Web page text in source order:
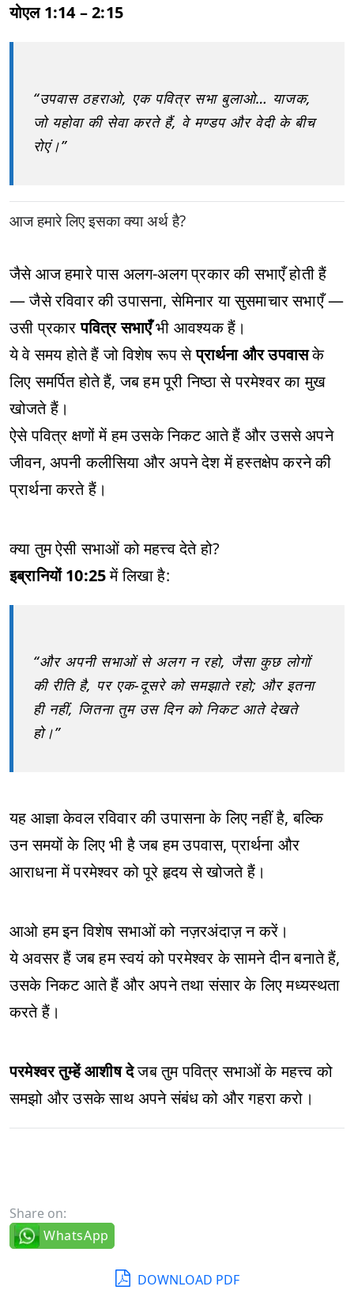
योएल 1:14 – 2:15
“उपवास ठहराओ, एक पवित्र सभा बुलाओ… याजक,
जो यहोवा की सेवा करते हैं, वे मण्डप और वेदी के बीच
रोएं।”
आज हमारे लिए इसका क्या अर्थ है?
जैसे आज हमारे पास अलग-अलग प्रकार की सभाएँ होती हैं
— जैसे रविवार की उपासना, सेमिनार या सुसमाचार सभाएँ —
उसी प्रकारपवित्र सभाएँभी आवश्यक हैं।
ये वे समय होते हैं जो विशेष रूप सेप्रार्थना और उपवासके
लिए समर्पित होते हैं, जब हम पूरी निष्ठा से परमेश्वर का मुख
खोजते हैं।
ऐसे पवित्र क्षणों में हम उसके निकट आते हैं और उससे अपने
जीवन, अपनी कलीसिया और अपने देश में हस्तक्षेप करने की
प्रार्थना करते हैं।
क्या तुम ऐसी सभाओं को महत्त्व देते हो?
इब्रानियों 10:25में लिखा है:
“और अपनी सभाओं से अलग न रहो, जैसा कुछ लोगों
की रीति है, पर एक-दूसरे को समझाते रहो; और इतना
ही नहीं, जितना तुम उस दिन को निकट आते देखते
हो।”
यह आज्ञा केवल रविवार की उपासना के लिए नहीं है, बल्कि
उन समयों के लिए भी है जब हम उपवास, प्रार्थना और
आराधना में परमेश्वर को पूरे हृदय से खोजते हैं।
आओ हम इन विशेष सभाओं को नज़रअंदाज़ न करें।
ये अवसर हैं जब हम स्वयं को परमेश्वर के सामने दीन बनाते हैं,
उसके निकट आते हैं और अपने तथा संसार के लिए मध्यस्थता
करते हैं।
परमेश्वर तुम्हें आशीष देजब तुम पवित्र सभाओं के महत्त्व को
समझो और उसके साथ अपने संबंध को और गहरा करो।
Share on:
WhatsApp
DOWNLOAD PDF